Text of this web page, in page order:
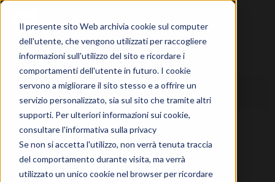
Il presente sito Web archivia cookie sul computer
dell'utente, che vengono utilizzati per raccogliere
informazioni sull'utilizzo del sito e ricordare i
comportamenti dell'utente in futuro. I cookie
servono a migliorare il sito stesso e a offrire un
servizio personalizzato, sia sul sito che tramite altri
supporti. Per ulteriori informazioni sui cookie,
consultare l'informativa sulla privacy
Se non si accetta l'utilizzo, non verrà tenuta traccia
del comportamento durante visita, ma verrà
utilizzato un unico cookie nel browser per ricordare